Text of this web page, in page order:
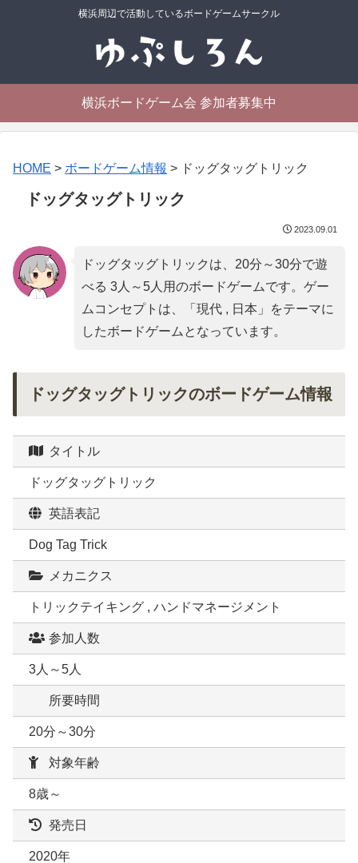
横浜周辺で活動しているボードゲームサークル
横浜ボードゲーム会 参加者募集中
HOME > ボードゲーム情報 > ドッグタッグトリック
ドッグタッグトリック
2023.09.01
ドッグタッグトリックは、20分～30分で遊
べる 3人～5人用のボードゲームです。ゲー
ムコンセプトは、「 現代 , 日本 」をテーマに
したボードゲームとなっています。
ドッグタッグトリックのボードゲーム情報
タイトル
ドッグタッグトリック
英語表記
Dog Tag Trick
メカニクス
トリックテイキング , ハンドマネージメント
参加人数
3人～5人
所要時間
20分～30分
対象年齢
8歳～
発売日
2020年